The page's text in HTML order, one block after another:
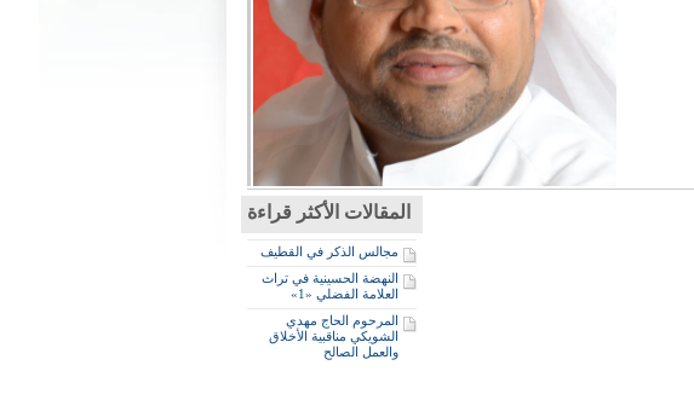
المقالات الأكثر قراءة
مجالس الذكر في القطيف
النهضة الحسينية في تراث
العلامة الفضلي «1»
المرحوم الحاج مهدي
الشويكي مناقبية الأخلاق
والعمل الصالح